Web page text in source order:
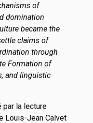
of
domination
became the
claims of
through
Formation of
and linguistic
par la lecture
Louis-Jean Calvet